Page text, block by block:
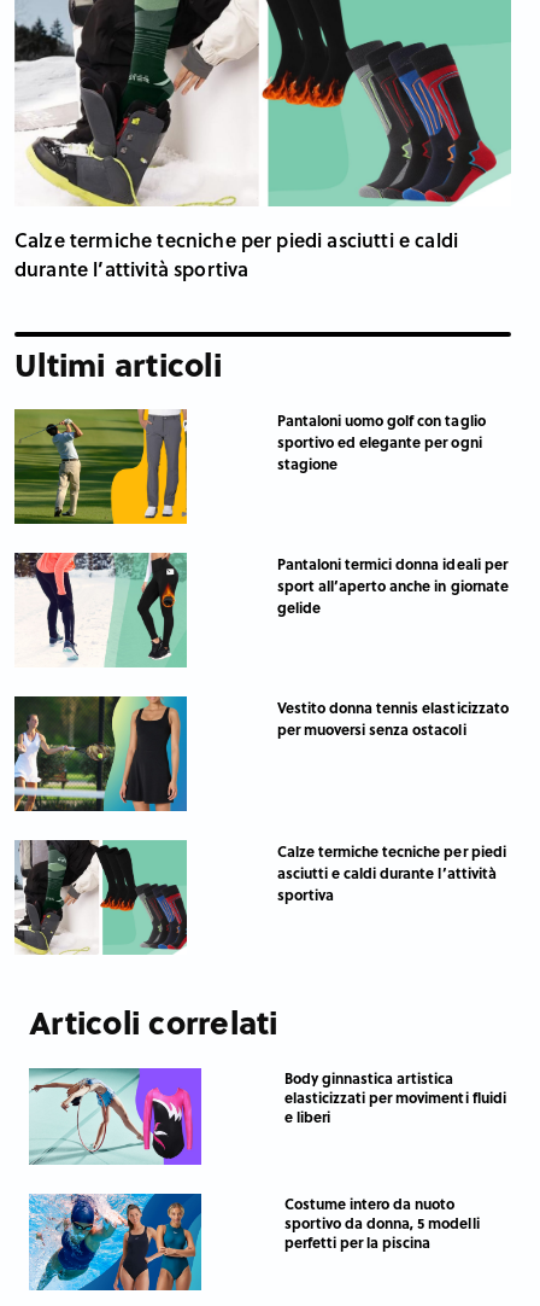
Calze termiche tecniche per piedi asciutti e caldi
durante l’attività sportiva
Ultimi articoli
Pantaloni uomo golf con taglio
sportivo ed elegante per ogni
stagione
Pantaloni termici donna ideali per
sport all’aperto anche in giornate
gelide
Vestito donna tennis elasticizzato
per muoversi senza ostacoli
Calze termiche tecniche per piedi
asciutti e caldi durante l’attività
sportiva
Articoli correlati
Body ginnastica artistica
elasticizzati per movimenti fluidi
e liberi
Costume intero da nuoto
sportivo da donna, 5 modelli
perfetti per la piscina